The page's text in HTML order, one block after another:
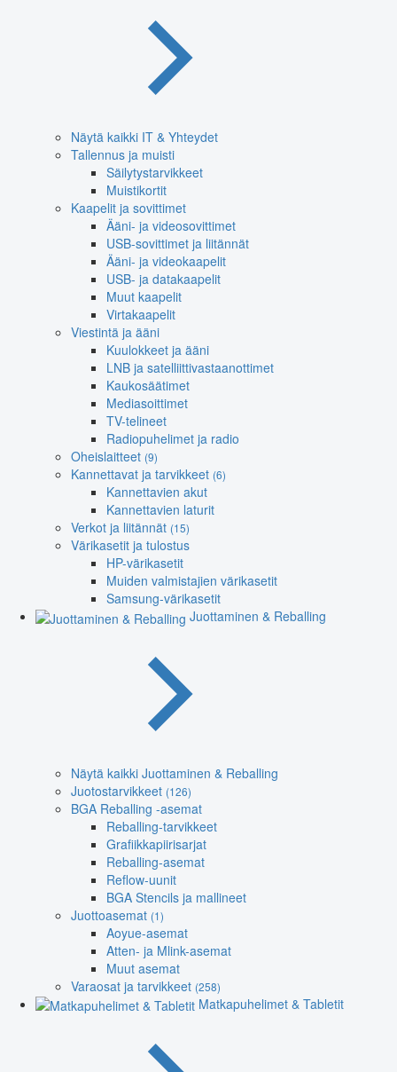
Näytä kaikki IT & Yhteydet
Tallennus ja muisti
Säilytystarvikkeet
Muistikortit
Kaapelit ja sovittimet
Ääni- ja videosovittimet
USB-sovittimet ja liitännät
Ääni- ja videokaapelit
USB- ja datakaapelit
Muut kaapelit
Virtakaapelit
Viestintä ja ääni
Kuulokkeet ja ääni
LNB ja satelliittivastaanottimet
Kaukosäätimet
Mediasoittimet
TV-telineet
Radiopuhelimet ja radio
Oheislaitteet (9)
Kannettavat ja tarvikkeet (6)
Kannettavien akut
Kannettavien laturit
Verkot ja liitännät (15)
Värikasetit ja tulostus
HP-värikasetit
Muiden valmistajien värikasetit
Samsung-värikasetit
Juottaminen & Reballing
Näytä kaikki Juottaminen & Reballing
Juotostarvikkeet (126)
BGA Reballing -asemat
Reballing-tarvikkeet
Grafiikkapiirisarjat
Reballing-asemat
Reflow-uunit
BGA Stencils ja mallineet
Juottoasemat (1)
Aoyue-asemat
Atten- ja Mlink-asemat
Muut asemat
Varaosat ja tarvikkeet (258)
Matkapuhelimet & Tabletit